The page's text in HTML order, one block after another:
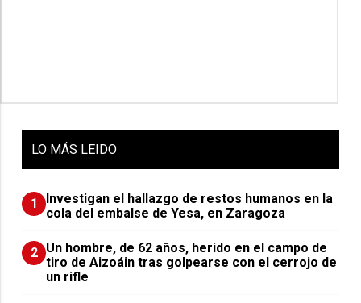
LO MÁS LEIDO
1
Investigan el hallazgo de restos humanos en la
cola del embalse de Yesa, en Zaragoza
2 Un hombre, de 62 años, herido en el campo de
tiro de Aizoáin tras golpearse con el cerrojo de
un rifle